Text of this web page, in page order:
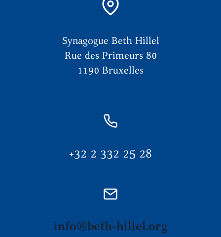
Synagogue Beth Hillel
Rue des Primeurs 80
1190 Bruxelles
+32 2 332 25 28
info@beth-hillel.org